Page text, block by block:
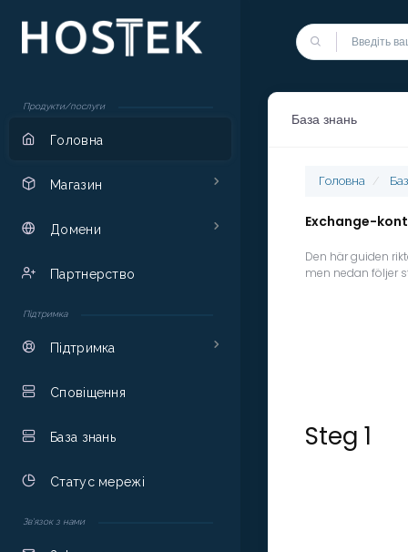
Продукти/послуги
Головна
Магазин
Домени
Партнерство
Підтримка
Підтримка
Сповіщення
База знань
Статус мережі
Зв'язок з нами
База знань
Головна
Exchange-
Den här guiden
men nedan följer
Steg 1